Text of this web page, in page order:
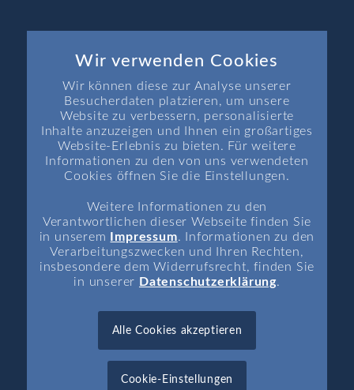
SEITEN
Startseite
Aktuelle Themen
Aktuelle Rechtsprechung
Aktuelle Termine
Wir verwenden Cookies
Wir können diese zur Analyse unserer
Besucherdaten platzieren, um unsere
Website zu verbessern, personalisierte
Inhalte anzuzeigen und Ihnen ein großartiges
Website-Erlebnis zu bieten. Für weitere
Informationen zu den von uns verwendeten
Cookies öffnen Sie die Einstellungen.
Weitere Informationen zu den
Verantwortlichen dieser Webseite finden Sie
in unserem
Impressum. Informationen zu den
Verarbeitungszwecken und Ihren Rechten,
insbesondere dem Widerrufsrecht, finden Sie
in unserer Datenschutzerklärung.
Alle Cookies akzeptieren
Cookie-Einstellungen